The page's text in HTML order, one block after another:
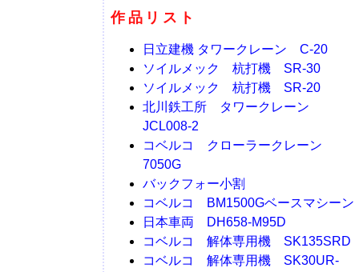
作品リスト
日立建機 タワークレーン C-20
ソイルメック 杭打機 SR-30
ソイルメック 杭打機 SR-20
北川鉄工所 タワークレーン
JCL008-2
コベルコ クローラークレーン
7050G
バックフォー小割
コベルコ BM1500Gベースマシーン
日本車両 DH658-M95D
コベルコ 解体専用機 SK135SRD
コベルコ 解体専用機 SK30UR-